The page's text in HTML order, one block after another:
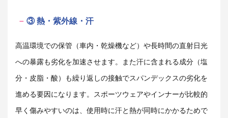
③ 熱・紫外線・汗
高温環境での保管（車内・乾燥機など）や長時間の直射日光
への暴露も劣化を加速させます。また汗に含まれる成分（塩
分・皮脂・酸）も繰り返しの接触でスパンデックスの劣化を
進める要因になります。スポーツウェアやインナーが比較的
早く傷みやすいのは、使用時に汗と熱が同時にかかるためで